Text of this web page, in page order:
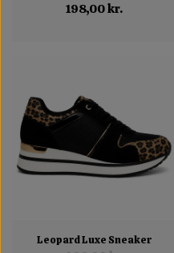
198,00 kr.
Leopard Luxe Sneaker